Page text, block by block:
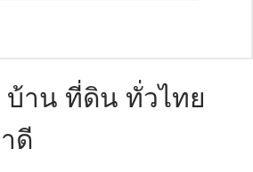
าน ที่ดิน ทั่วไทย
ดี